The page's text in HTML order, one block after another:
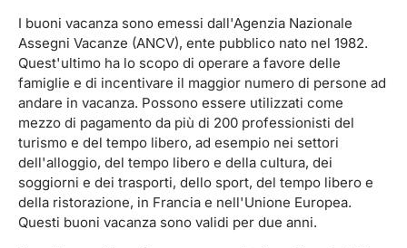
I buoni vacanza sono emessi dall'Agenzia Nazionale
Assegni Vacanze (ANCV), ente pubblico nato nel 1982.
Quest'ultimo ha lo scopo di operare a favore delle
famiglie e di incentivare il maggior numero di persone ad
andare in vacanza. Possono essere utilizzati come
mezzo di pagamento da più di 200 professionisti del
turismo e del tempo libero, ad esempio nei settori
dell'alloggio, del tempo libero e della cultura, dei
soggiorni e dei trasporti, dello sport, del tempo libero e
della ristorazione, in Francia e nell'Unione Europea.
Questi buoni vacanza sono validi per due anni.